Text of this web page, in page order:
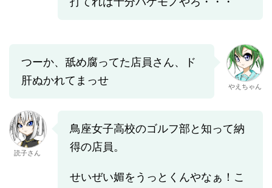
つーか、舐め腐ってた店員さん、ド
肝ぬかれてまっせ
やえちゃん
読子さん
鳥座女子高校のゴルフ部と知って納
得の店員。
せいぜい媚をうっとくんやなぁ！こ